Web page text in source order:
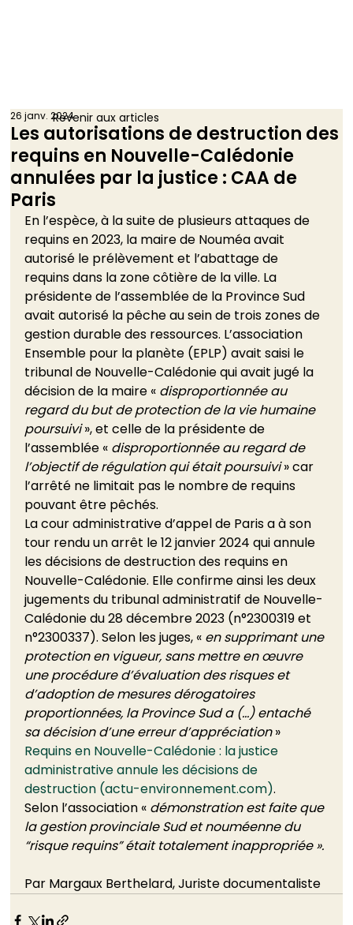
Les autorisations de destruction des
requins en Nouvelle-Calédonie
annulées par la justice : CAA de
Paris
26 janv. 2024
En l’espèce, à la suite de plusieurs attaques de
requins en 2023, la maire de Nouméa avait
autorisé le prélèvement et l’abattage de
requins dans la zone côtière de la ville. La
présidente de l’assemblée de la Province Sud
avait autorisé la pêche au sein de trois zones de
gestion durable des ressources. L’association
Ensemble pour la planète (EPLP) avait saisi le
tribunal de Nouvelle-Calédonie qui avait jugé la
décision de la maire « disproportionnée au
regard du but de protection de la vie humaine
poursuivi », et celle de la présidente de
l’assemblée « disproportionnée au regard de
l’objectif de régulation qui était poursuivi » car
l’arrêté ne limitait pas le nombre de requins
pouvant être pêchés.
La cour administrative d’appel de Paris a à son
tour rendu un arrêt le 12 janvier 2024 qui annule
les décisions de destruction des requins en
Nouvelle-Calédonie. Elle confirme ainsi les deux
jugements du tribunal administratif de Nouvelle-
Calédonie du 28 décembre 2023 (n°2300319 et
n°2300337). Selon les juges, « en supprimant une
protection en vigueur, sans mettre en œuvre
une procédure d’évaluation des risques et
d’adoption de mesures dérogatoires
proportionnées, la Province Sud a (…) entaché
sa décision d’une erreur d’appréciation »
Requins en Nouvelle-Calédonie : la justice
administrative annule les décisions de
destruction (actu-environnement.com).
Selon l’association « démonstration est faite que
la gestion provinciale Sud et nouméenne du
“risque requins” était totalement inappropriée ».
Par Margaux Berthelard, Juriste documentaliste
Revenir aux articles